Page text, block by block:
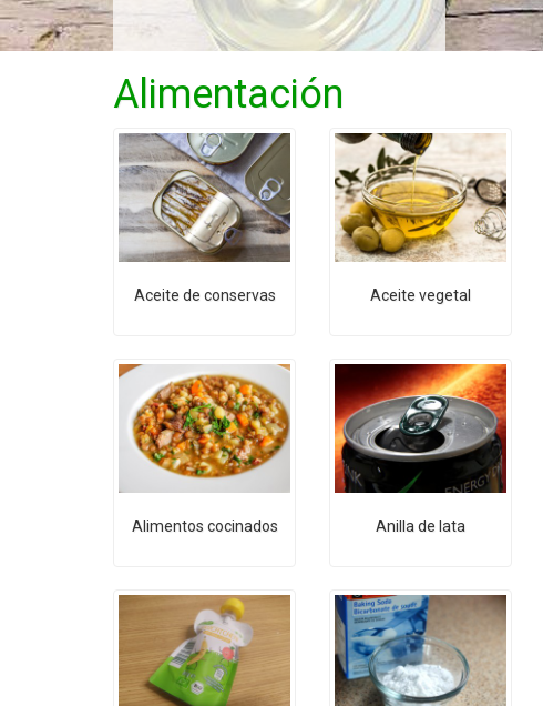
Alimentación
Aceite de conservas Aceite vegetal
Alimentos cocinados Anilla de lata